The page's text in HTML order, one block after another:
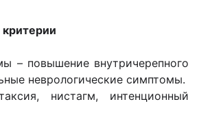
– повышение внутричерепного
неврологические симптомы.
нистагм, интенционный